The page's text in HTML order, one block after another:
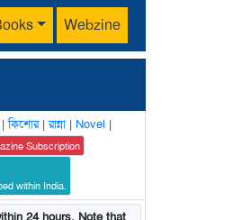
Webzine
কিশোর|রান্না| Novel |
Subscription
within India.
24 hours. Note that